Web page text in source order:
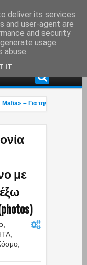
– Για την δολοφνία
με
deliver its services
and user-agent are
and security
usage
abuse.
IT